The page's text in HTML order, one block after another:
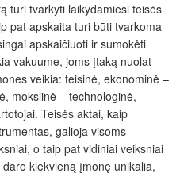
turi tvarkyti laikydamiesi teisės
pat apskaita turi būti tvarkoma
apskaičiuoti ir sumokėti
vakuume, joms įtaką nuolat
veikia: teisinė, ekonominė –
mokslinė – technologinė,
Teisės aktai, kaip
galioja visoms
o taip pat vidiniai veiksniai
kiekvieną įmonę unikalia,